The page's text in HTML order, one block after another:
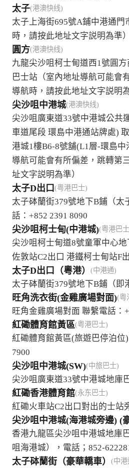
太子(港澳快线)
太子上海街695號A鋪中港通門
時，請按此地址文字説明為準）
圓方(港澳快线)
九龍尖沙咀柯士甸道西1號圓
巴士站（室內地址導航可能會
導航時，請按此地址文字説明為
尖沙咀中港城(港澳快线)
尖沙咀廣東道33號中港城公共
車道尾段 環島中港通站牌處)
港城1樓B6-8號舖(L1層-環島
導航可能會有所偏差，跳轉第
址文字説明為準）
太子D出口(粤港巴士)
太子砵蘭街379號地下B鋪（太
話：+852 2391 8090
尖沙咀柯士甸(中港城)(粤港巴
尖沙咀柯士甸道8號童軍中心
佐敦站C2出口 港鐵柯士甸站F出
太子D出口（粵港） (中港通)
太子砵蘭街379號地下B鋪（即
旺角洗衣街(金雞廣場對面)(粤
旺角金雞廣場對面 聯繫電話：
紅磡體育館黃區(粤港巴士)
紅磡體育館黃區(旅遊巴停泊位
7900
尖沙咀中港城(SW)(中旅巴士)
尖沙咀廣東道33號中港城地庫
紅磡香港體育館(永东巴士)
紅磡火車站C2出口對出的士站
尖沙咀中港城(海港城旁邊) (
香港九龍區尖沙咀中港城地庫
咀海港城），電話；852-
太子砵蘭街（豪華轎車） (中港